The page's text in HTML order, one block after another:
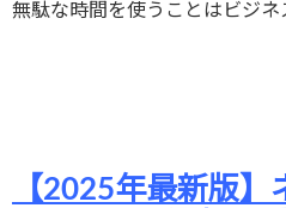
無駄な時間を使うことはビジネ
【2025年最新版